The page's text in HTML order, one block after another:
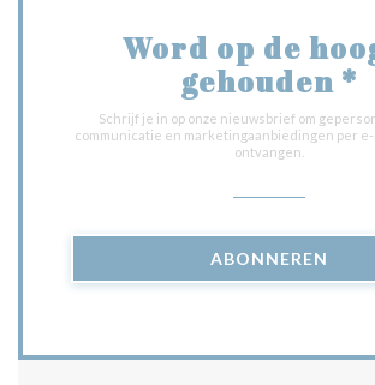
Word op de
gehouden *
Schrijf je in op onze nieuwsbrief om
communicatie en marketingaanbiedingen per e-
ontvangen.
ABONNEREN